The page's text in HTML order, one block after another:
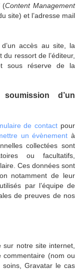
(Content Management
site) et l’adresse mail
accès au site, la
ressort de l’éditeur,
sous réserve de la
d’un
de contact pour
un évènement à
collectées sont
ou facultatifs,
Ces données sont
notamment de leur
par l’équipe de
de preuves de nos
sur notre site internet,
commentaire (nom ou
Gravatar le cas